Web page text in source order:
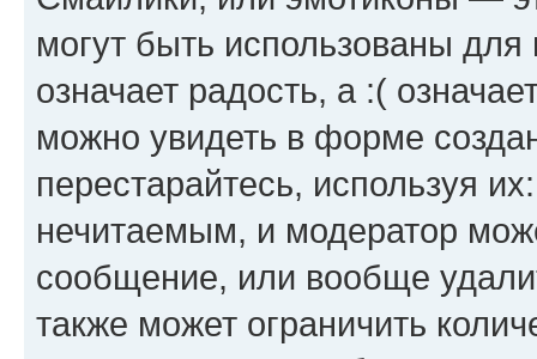
могут быть использованы
означает радость, а :(
можно увидеть в форме
перестарайтесь, используя
нечитаемым, и модератор
сообщение, или вообще
также может ограничить